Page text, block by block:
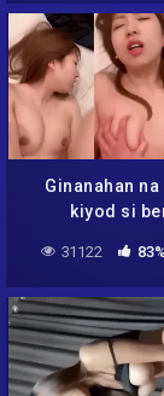
Ginanahan na
kiyod si
31122